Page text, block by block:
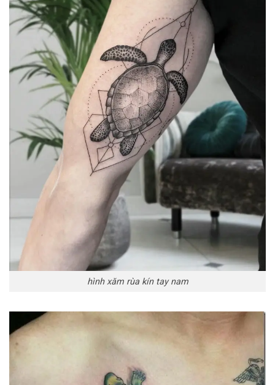
hình xăm rùa kín tay nam